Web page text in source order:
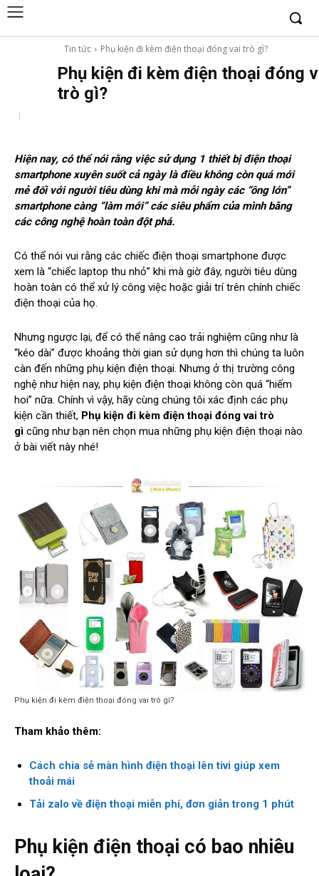
Tin tức Phụ kiện đi kèm điện thoại đóng vai trò gì?
Phụ kiện đi kèm điện thoại đóng
trò gì?
Hiện nay, có thể nói rằng việc sử dụng 1 thiết bị điện thoại
smartphone xuyên suốt cả ngày là điều không còn quá mới
mẻ đối với người tiêu dùng khi mà mỗi ngày các “ông lớn”
smartphone càng “làm mới” các siêu phẩm của mình bằng
các công nghệ hoàn toàn đột phá.
Có thể nói vui rằng các chiếc điện thoại smartphone được
xem là “chiếc laptop thu nhỏ” khi mà giờ đây, người tiêu dùng
hoàn toàn có thể xử lý công việc hoặc giải trí trên chính chiếc
điện thoại của họ.
Nhưng ngược lại, để có thể nâng cao trải nghiệm cũng như là
“kéo dài” được khoảng thời gian sử dụng hơn thì chúng ta luôn
càn đến những phụ kiện điện thoại. Nhưng ở thị trường công
nghệ như hiện nay, phụ kiện điện thoại không còn quá “hiếm
hoi” nữa. Chính vì vậy, hãy cùng chúng tôi xác định các phụ
kiện cần thiết, Phụ kiện đi kèm điện thoại đóng vai trò
gì cũng như bạn nên chọn mua những phụ kiện điện thoại nào
ở bài viết này nhé!
Phụ kiện đi kèm điện thoại đóng vai trò gì?
Tham khảo thêm:
Cách chia sẻ màn hình điện thoại lên tivi giúp xem
thoải mái
Tải zalo về điện thoại miễn phí, đơn giản trong 1 phút
Phụ kiện điện thoại có bao nhiêu